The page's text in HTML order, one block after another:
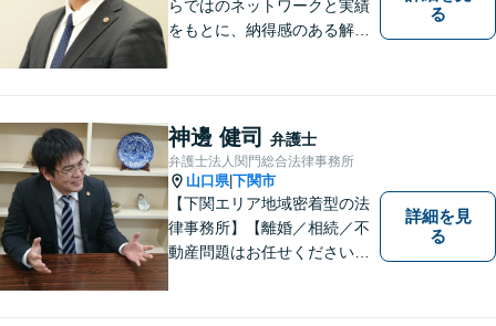
らではのネットワークと実績
をもとに、納得感のある解決
る
神邊 健司 弁護士
弁護士法人関門総合法律事務所
山口県|下関市
【下関エリア地域密着型の法
律事務所】【離婚／相続／不
動産問題はお任せください】
詳細を見
る